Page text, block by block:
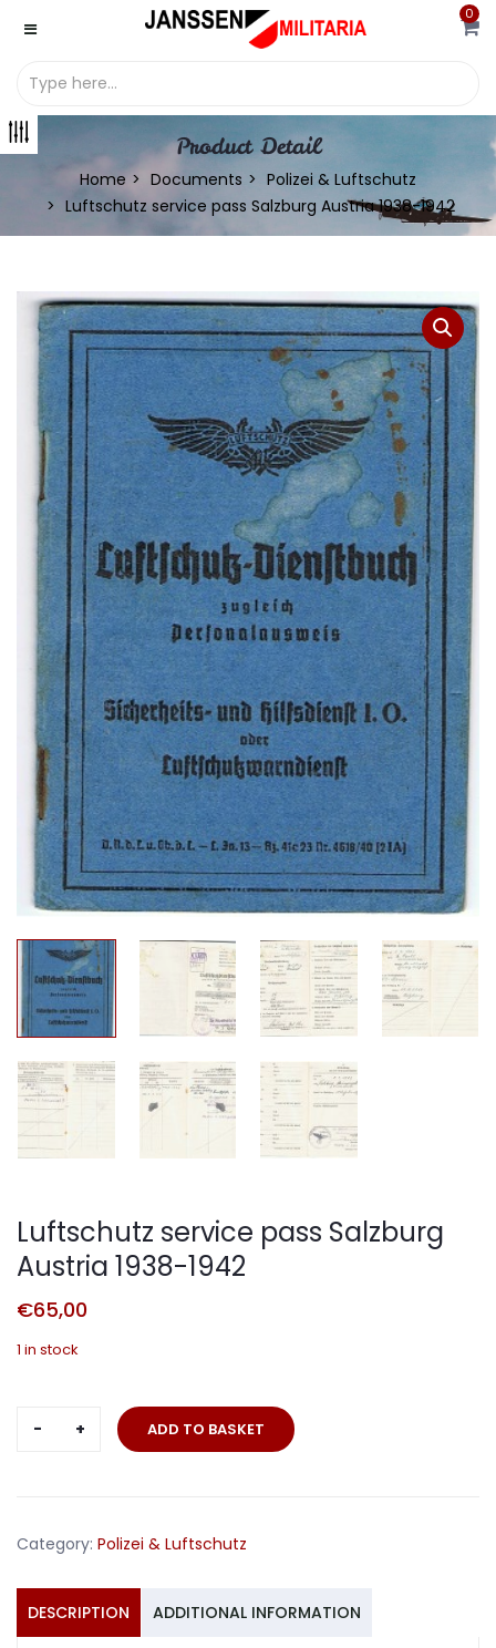
0
Product Detail
Home Documents
Polizei & Luftschutz
Luftschutz service pass Salzburg Austria 1938-1942
Luftschutz service pass Salzburg
Austria 1938-1942
€65,00
1 in stock
Luftschutz
service
1938-
quantity
ADD TO BASKET
Category: Polizei & Luftschutz
DESCRIPTION ADDITIONAL INFORMATION